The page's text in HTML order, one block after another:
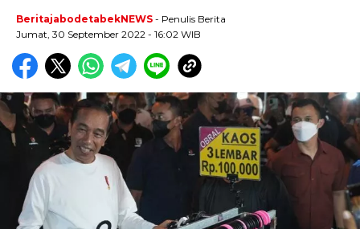
BeritajabodetabekNEWS - Penulis Berita
Jumat, 30 September 2022 - 16:02 WIB